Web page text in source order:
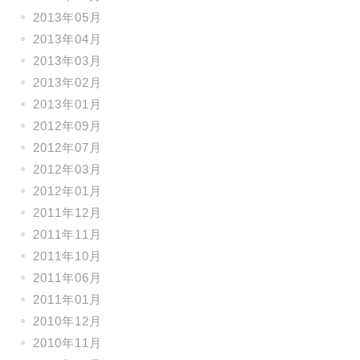
2013年05月
2013年04月
2013年03月
2013年02月
2013年01月
2012年09月
2012年07月
2012年03月
2012年01月
2011年12月
2011年11月
2011年10月
2011年06月
2011年01月
2010年12月
2010年11月